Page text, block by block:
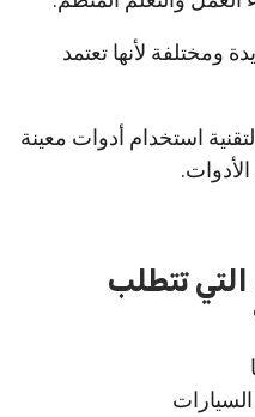
ومختلفة لأنها تعتمد
استخدام أدوات معينة
التي تتطلب